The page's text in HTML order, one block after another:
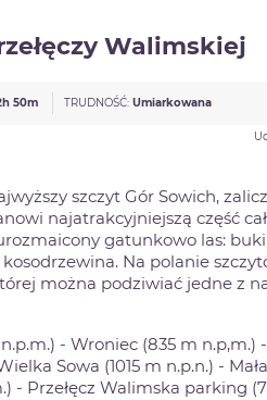
Walimskiej
50m TRUDNOŚĆ: Umiarkowana
szczyt Gór Sowich,
najatrakcyjniejszą część
gatunkowo las:
Na polanie
można podziwiać jedne z
- Wroniec (835 m n.p,m.)
Sowa (1015 m n.p.n.) -
- Przełęcz Walimska parking